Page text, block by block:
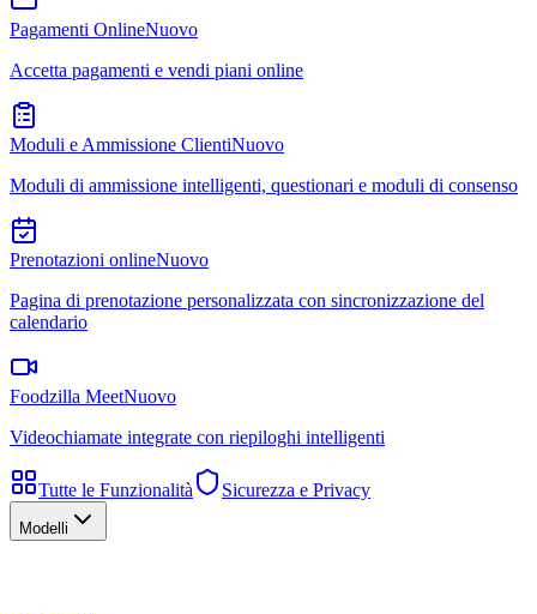
Pagamenti OnlineNuovo
Accetta pagamenti e vendi piani online
Moduli e Ammissione ClientiNuovo
Moduli di ammissione intelligenti, questionari e moduli di consenso
Prenotazioni onlineNuovo
Pagina di prenotazione personalizzata con sincronizzazione del
calendario
Foodzilla MeetNuovo
Videochiamate integrate con riepiloghi intelligenti
Tutte le Funzionalità Sicurezza e Privacy
Modelli